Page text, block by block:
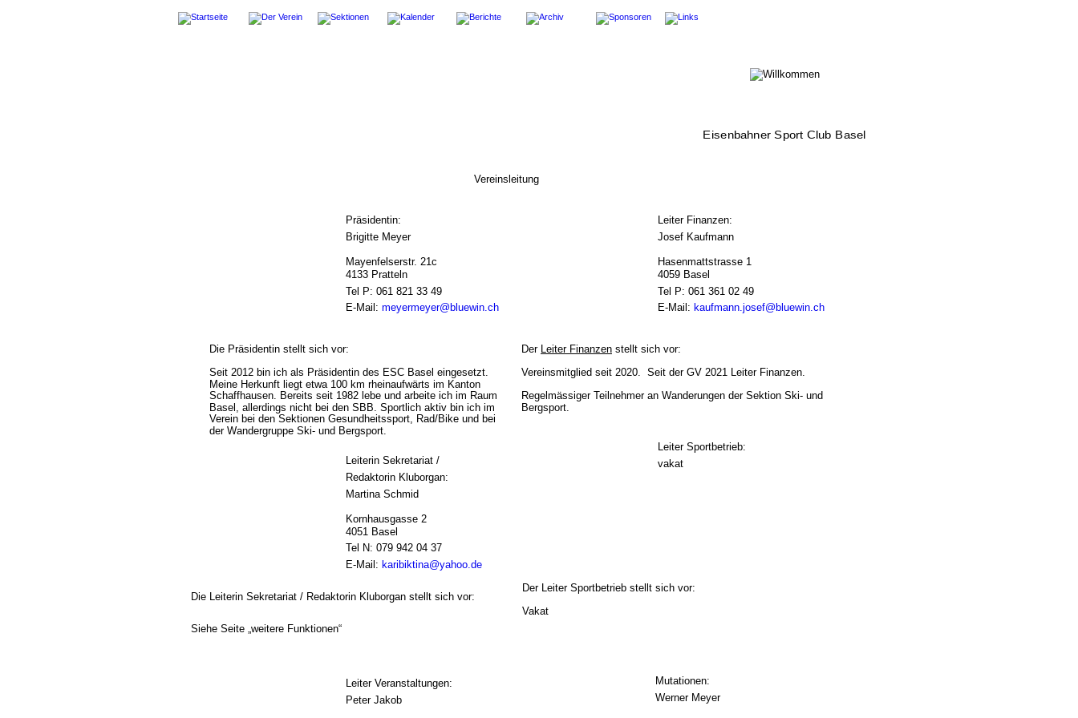
Eisenbahner Sport Club Basel
Vereinsleitung
Präsidentin:
Brigitte Meyer
Mayenfelserstr. 21c
4133 Pratteln
Tel P: 061 821 33 49
E-Mail: meyermeyer@bluewin.ch
Leiter Finanzen:
Josef Kaufmann
Hasenmattstrasse 1
4059 Basel
Tel P: 061 361 02 49
E-Mail: kaufmann.josef@bluewin.ch
Leiterin Sekretariat /
Redaktorin Kluborgan:
Martina Schmid
Kornhausgasse 2
4051 Basel
Tel N: 079 942 04 37
E-Mail: karibiktina@yahoo.de
Leiter Sportbetrieb:
vakat
Leiter Veranstaltungen:
Peter Jakob
Mutationen:
Werner Meyer
Der Leiter Finanzen stellt sich vor:
Vereinsmitglied seit 2020.  Seit der GV 2021 Leiter Finanzen.
Regelmässiger Teilnehmer an Wanderungen der Sektion Ski- und
Bergsport.
Die Präsidentin stellt sich vor:
Seit 2012 bin ich als Präsidentin des ESC Basel eingesetzt.
Meine Herkunft liegt etwa 100 km rheinaufwärts im Kanton
Schaffhausen. Bereits seit 1982 lebe und arbeite ich im Raum
Basel, allerdings nicht bei den SBB. Sportlich aktiv bin ich im
Verein bei den Sektionen Gesundheitssport, Rad/Bike und bei
der Wandergruppe Ski- und Bergsport.
Die Leiterin Sekretariat / Redaktorin Kluborgan stellt sich vor:
Siehe Seite „weitere Funktionen“
Der Leiter Sportbetrieb stellt sich vor:
Vakat